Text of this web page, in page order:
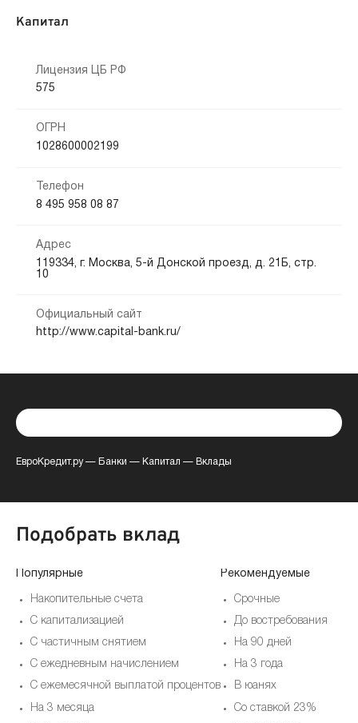
Капитал
Лицензия ЦБ РФ
575
ОГРН
1028600002199
Телефон
8 495 958 08 87
Адрес
119334, г. Москва, 5-й Донской проезд, д. 21Б, стр.
10
Официальный сайт
http://www.capital-bank.ru/
ЕвроКредит.ру— Банки — Капитал — Вклады
Подобрать вклад
Популярные
Накопительные счета
С капитализацией
С частичным снятием
С ежедневным начислением
С ежемесячной выплатой процентов
На 3 месяца
Рекомендуемые
Срочные
До востребования
На 90 дней
На 3 года
В юанях
Со ставкой 23%